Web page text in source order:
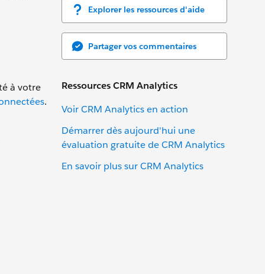
Explorer les ressources d'aide
Partager vos commentaires
Ressources CRM Analytics
Voir CRM Analytics en action
Démarrer dès aujourd'hui une
évaluation gratuite de CRM Analytics
En savoir plus sur CRM Analytics
à votre
.